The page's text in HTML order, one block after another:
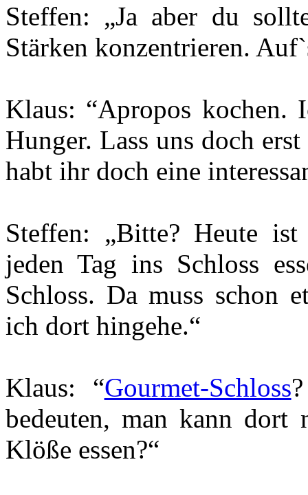
Steffen: „Ja aber du
Stärken konzentrieren.
Klaus: “Apropos kochen.
Hunger. Lass uns doch
habt ihr doch eine
Steffen: „Bitte? Heute
jeden Tag ins Schloss
Schloss. Da muss schon
ich dort hingehe.“
Klaus: “Gourmet-Schloss
bedeuten, man kann dort
Klöße essen?“